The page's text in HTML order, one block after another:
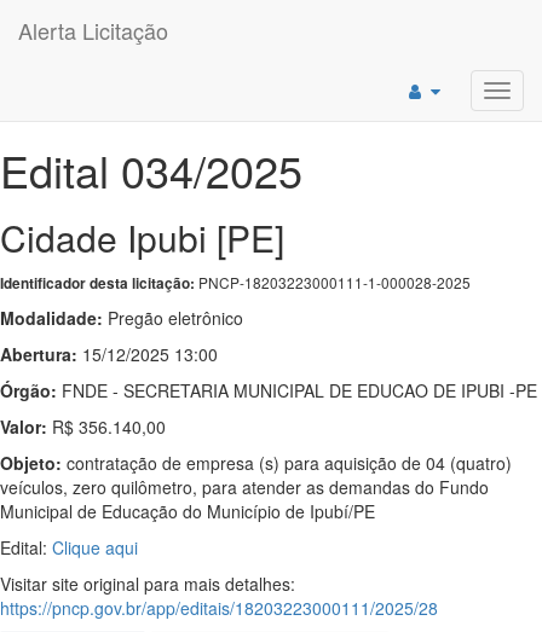
Alerta Licitação
Edital 034/2025
Cidade Ipubi [PE]
Identificador desta licitação: PNCP-18203223000111-1-000028-2025
Modalidade: Pregão eletrônico
Abertura: 15/12/2025 13:00
Órgão: FNDE - SECRETARIA MUNICIPAL DE EDUCAO DE IPUBI -PE
Valor: R$ 356.140,00
Objeto: contratação de empresa (s) para aquisição de 04 (quatro)
veículos, zero quilômetro, para atender as demandas do Fundo
Municipal de Educação do Município de Ipubí/PE
Edital: Clique aqui
Visitar site original para mais detalhes:
https://pncp.gov.br/app/editais/18203223000111/2025/28